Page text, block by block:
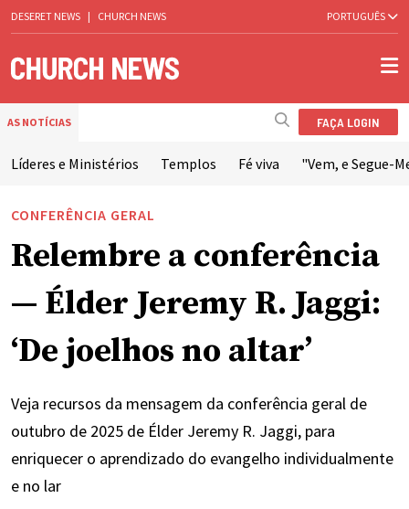
DESERET NEWS | CHURCH NEWS PORTUGUÊS
AS NOTÍCIAS FAÇA LOGIN
Líderes e Ministérios Templos Fé viva "Vem, e Segue-
CONFERÊNCIA GERAL
Relembre a conferência
— Élder Jeremy R. Jaggi:
‘De joelhos no altar’
Veja recursos da mensagem da conferência geral de
outubro de 2025 de Élder Jeremy R. Jaggi, para
enriquecer o aprendizado do evangelho individualmente
e no lar